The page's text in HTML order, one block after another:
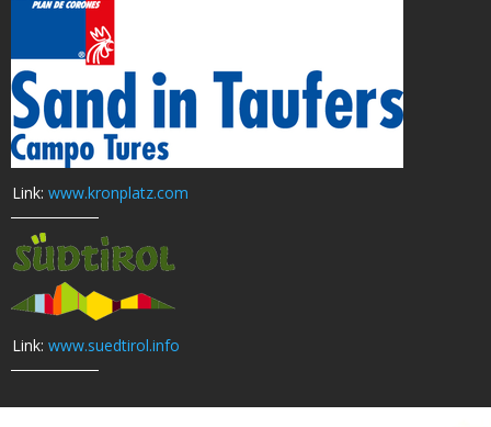
Link: www.kronplatz.com
Link: www.suedtirol.info